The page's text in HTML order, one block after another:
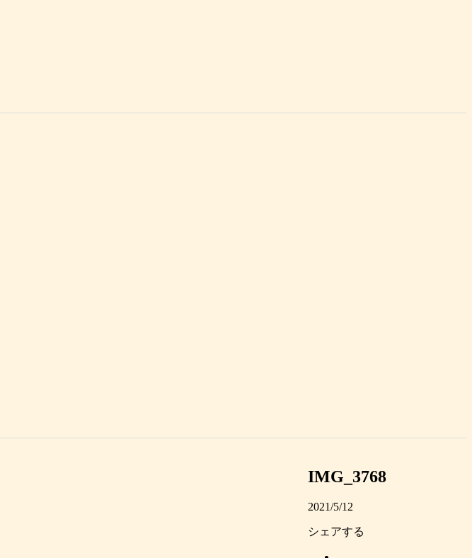
IMG_3768
2021/5/12
シェアする